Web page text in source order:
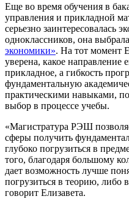
Еще во время обучения в
управления и прикладной
серьезно заинтересовалась
одноклассников, она
экономики». На тот момент
уверена, какое
прикладное, а гибкость
фундаментальную
практическими навыками,
выбор в процессе учебы.
«Магистратура РЭШ
сферы получить
глубоко погрузиться в
того, благодаря большому
дает возможность лучше
погрузиться в теорию,
говорит Елизавета.